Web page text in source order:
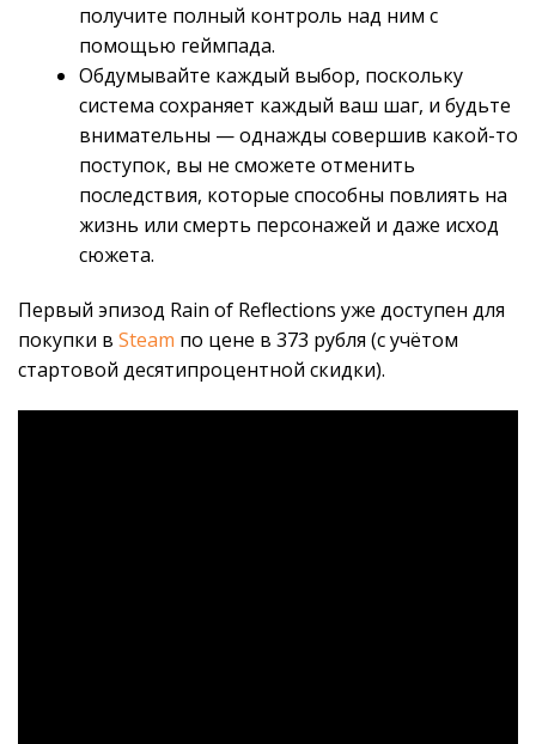
получите полный контроль над ним с
помощью геймпада.
Обдумывайте каждый выбор, поскольку
система сохраняет каждый ваш шаг, и будьте
внимательны — однажды совершив какой-то
поступок, вы не сможете отменить
последствия, которые способны повлиять на
жизнь или смерть персонажей и даже исход
сюжета.
Первый эпизод Rain of Reflections уже доступен для
покупки в Steam по цене в 373 рубля (с учётом
стартовой десятипроцентной скидки).